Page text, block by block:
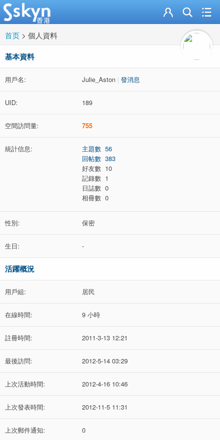
首页 > 個人資料
基本資料
用戶名: Julie_Aston | 發消息
UID: 189
空間訪問量: 755
統計信息:
主題數 56
回帖數 383
好友數 10
記錄數 1
日誌數 0
相冊數 0
性別: 保密
生日: -
活躍概況
用戶組: 居民
在線時間: 9 小時
註冊時間: 2011-3-13 12:21
最後訪問: 2012-5-14 03:29
上次活動時間: 2012-4-16 10:46
上次發表時間: 2012-11-5 11:31
上次郵件通知: 0